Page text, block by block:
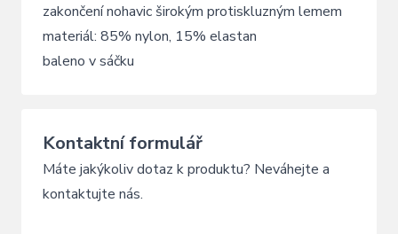
zakončení nohavic širokým protiskluzným lemem
materiál: 85% nylon, 15% elastan
baleno v sáčku
Kontaktní formulář
Máte jakýkoliv dotaz k produktu? Neváhejte a
kontaktujte nás.